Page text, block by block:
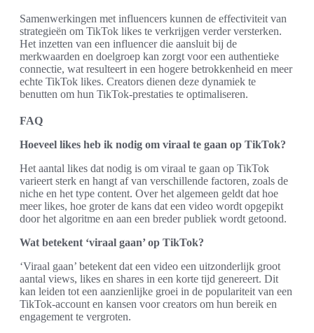
Samenwerkingen met influencers kunnen de effectiviteit van
strategieën om TikTok likes te verkrijgen verder versterken.
Het inzetten van een influencer die aansluit bij de
merkwaarden en doelgroep kan zorgt voor een authentieke
connectie, wat resulteert in een hogere betrokkenheid en meer
echte TikTok likes. Creators dienen deze dynamiek te
benutten om hun TikTok-prestaties te optimaliseren.
FAQ
Hoeveel likes heb ik nodig om viraal te gaan op TikTok?
Het aantal likes dat nodig is om viraal te gaan op TikTok
varieert sterk en hangt af van verschillende factoren, zoals de
niche en het type content. Over het algemeen geldt dat hoe
meer likes, hoe groter de kans dat een video wordt opgepikt
door het algoritme en aan een breder publiek wordt getoond.
Wat betekent ‘viraal gaan’ op TikTok?
‘Viraal gaan’ betekent dat een video een uitzonderlijk groot
aantal views, likes en shares in een korte tijd genereert. Dit
kan leiden tot een aanzienlijke groei in de populariteit van een
TikTok-account en kansen voor creators om hun bereik en
engagement te vergroten.